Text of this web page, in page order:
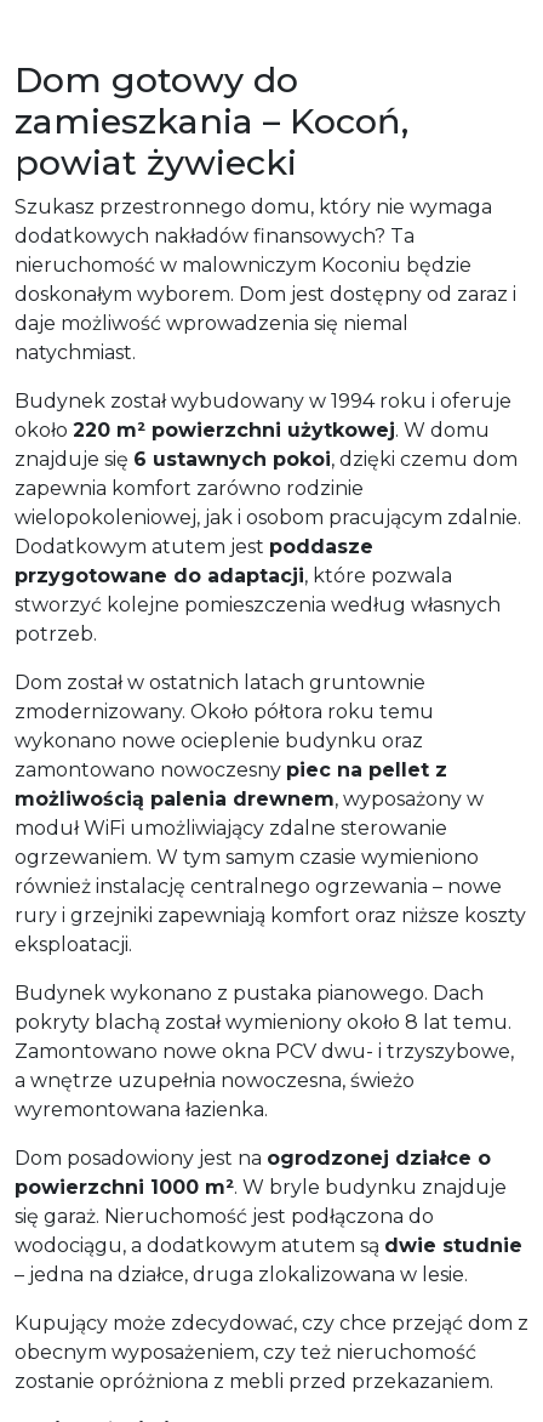
Dom gotowy do
zamieszkania – Kocoń,
powiat żywiecki
Szukasz przestronnego domu, który nie wymaga
dodatkowych nakładów finansowych? Ta
nieruchomość w malowniczym Koconiu będzie
doskonałym wyborem. Dom jest dostępny od zaraz i
daje możliwość wprowadzenia się niemal
natychmiast.
Budynek został wybudowany w 1994 roku i oferuje
około 220 m² powierzchni użytkowej. W domu
znajduje się 6 ustawnych pokoi, dzięki czemu dom
zapewnia komfort zarówno rodzinie
wielopokoleniowej, jak i osobom pracującym zdalnie.
Dodatkowym atutem jest poddasze
przygotowane do adaptacji, które pozwala
stworzyć kolejne pomieszczenia według własnych
potrzeb.
Dom został w ostatnich latach gruntownie
zmodernizowany. Około półtora roku temu
wykonano nowe ocieplenie budynku oraz
zamontowano nowoczesny piec na pellet z
możliwością palenia drewnem, wyposażony w
moduł WiFi umożliwiający zdalne sterowanie
ogrzewaniem. W tym samym czasie wymieniono
również instalację centralnego ogrzewania – nowe
rury i grzejniki zapewniają komfort oraz niższe koszty
eksploatacji.
Budynek wykonano z pustaka pianowego. Dach
pokryty blachą został wymieniony około 8 lat temu.
Zamontowano nowe okna PCV dwu- i trzyszybowe,
a wnętrze uzupełnia nowoczesna, świeżo
wyremontowana łazienka.
Dom posadowiony jest na ogrodzonej działce o
powierzchni 1000 m². W bryle budynku znajduje
się garaż. Nieruchomość jest podłączona do
wodociągu, a dodatkowym atutem są dwie studnie
– jedna na działce, druga zlokalizowana w lesie.
Kupujący może zdecydować, czy chce przejąć dom z
obecnym wyposażeniem, czy też nieruchomość
zostanie opróżniona z mebli przed przekazaniem.